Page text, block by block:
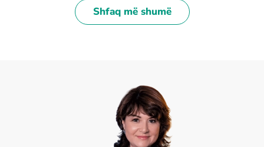
Shfaq më shumë